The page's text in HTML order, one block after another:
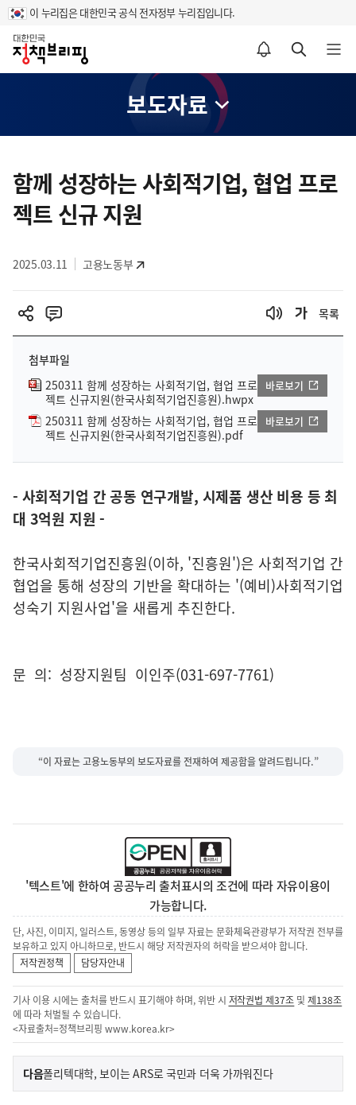
이 누리집은 대한민국 공식 전자정부 누리집입니다.
홈
알림설정 바로가기 검색 바로가기 메뉴 열기
보도자료
텐
츠
영
함께 성장하는 사회적기업, 협업 프로
젝트 신규 지원
2025.03.11 고용노동부
목록
첨부파일
250311 함께 성장하는 사회적기업, 협업 프로
젝트 신규지원(한국사회적기업진흥원).hwpx
바로보기
250311 함께 성장하는 사회적기업, 협업 프로
젝트 신규지원(한국사회적기업진흥원).pdf
바로보기
- 사회적기업 간 공동 연구개발, 시제품 생산 비용 등 최
대 3억원 지원 -
한국사회적기업진흥원(이하, '진흥원')은 사회적기업 간
협업을 통해 성장의 기반을 확대하는 '(예비)사회적기업
성숙기 지원사업'을 새롭게 추진한다.
문 의: 성장지원팀 이인주(031-697-7761)
“이 자료는 고용노동부의 보도자료를 전재하여 제공함을 알려드립니다.”
'텍스트'에 한하여 공공누리 출처표시의 조건에 따라 자유이용이
가능합니다.
단, 사진, 이미지, 일러스트, 동영상 등의 일부 자료는 문화체육관광부가 저작권 전부를
보유하고 있지 아니하므로, 반드시 해당 저작권자의 허락을 받으셔야 합니다.
저작권정책
담당자안내
기사 이용 시에는 출처를 반드시 표기해야 하며, 위반 시 저작권법 제37조 및제138조
에 따라 처벌될 수 있습니다.
<자료출처=정책브리핑 www.korea.kr>
이
전
다음기
폴리텍대학, 보이는 ARS로 국민과 더욱 가까워진다